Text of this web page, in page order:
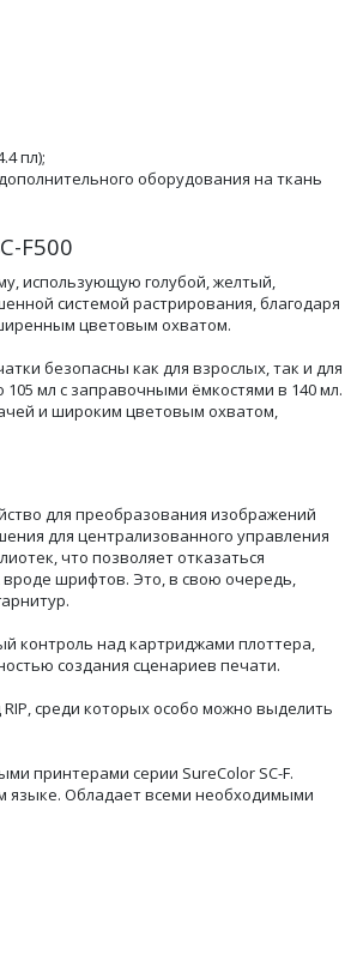
пл);
оборудования на ткань
F500
использующую голубой, желтый,
системой растрирования, благодаря
цветовым охватом.
безопасны как для взрослых, так и для
мл с заправочными ёмкостями в 140 мл.
и широким цветовым охватом,
для преобразования изображений
для централизованного управления
что позволяет отказаться
шрифтов. Это, в свою очередь,
контроль над картриджами плоттера,
создания сценариев печати.
среди которых особо можно выделить
принтерами серии SureColor SC-F.
языке. Обладает всеми необходимыми